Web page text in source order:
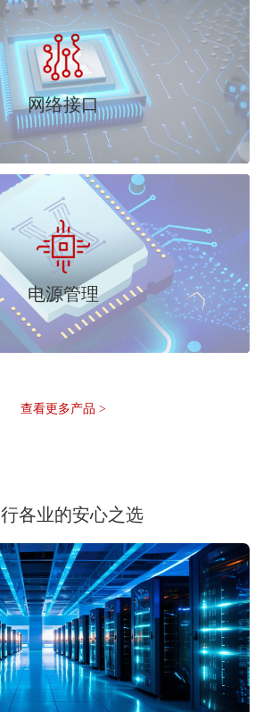
网络接口
电源管理
查看更多产品 >
各业的安心之选